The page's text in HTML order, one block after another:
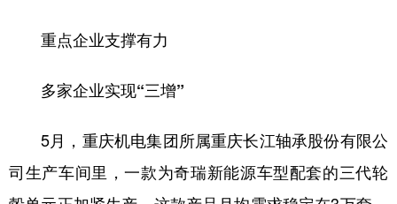
重点企业支撑有力
多家企业实现“三增”
5月，重庆机电集团所属重庆长江轴承股份有限公
司生产车间里，一款为奇瑞新能源车型配套的三代轮